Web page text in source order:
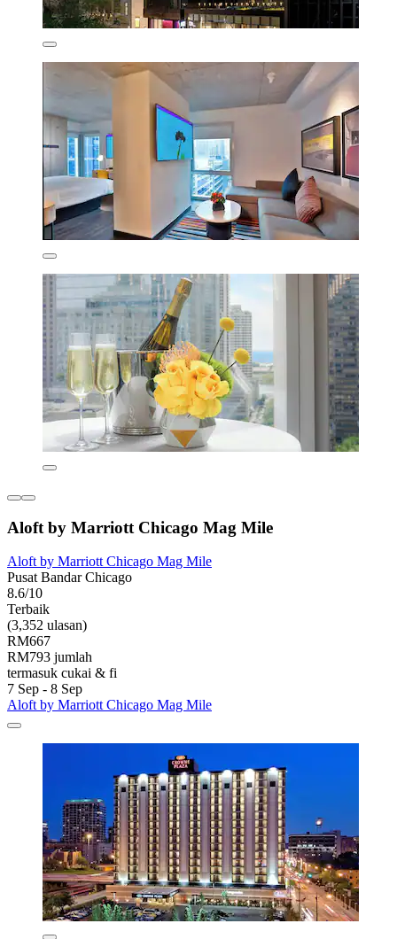
Aloft by Marriott Chicago Mag Mile
Aloft by Marriott Chicago Mag Mile
Pusat Bandar Chicago
8.6/10
Terbaik
(3,352 ulasan)
RM667
RM793 jumlah
termasuk cukai & fi
7 Sep - 8 Sep
Aloft by Marriott Chicago Mag Mile